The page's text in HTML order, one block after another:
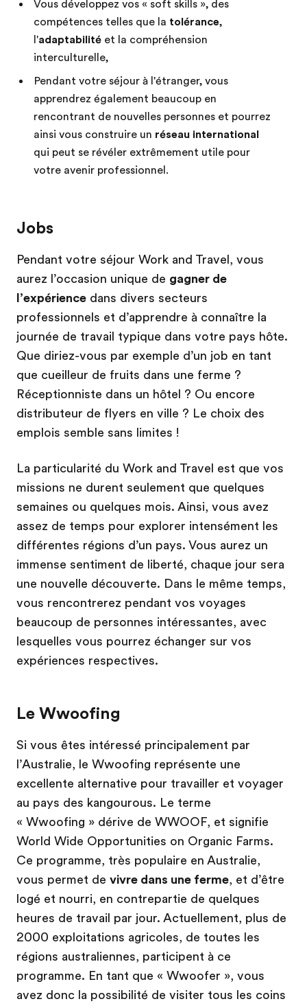
Vous développez vos « soft skills », des
compétences telles que la tolérance,
l'adaptabilité et la compréhension
interculturelle,
Pendant votre séjour à l'étranger, vous
apprendrez également beaucoup en
rencontrant de nouvelles personnes et pourrez
ainsi vous construire un réseau international
qui peut se révéler extrêmement utile pour
votre avenir professionnel.
Jobs
Pendant votre séjour Work and Travel, vous
aurez l’occasion unique de gagner de
l’expérience dans divers secteurs
professionnels et d’apprendre à connaître la
journée de travail typique dans votre pays hôte.
Que diriez-vous par exemple d’un job en tant
que cueilleur de fruits dans une ferme ?
Réceptionniste dans un hôtel ? Ou encore
distributeur de flyers en ville ? Le choix des
emplois semble sans limites !
La particularité du Work and Travel est que vos
missions ne durent seulement que quelques
semaines ou quelques mois. Ainsi, vous avez
assez de temps pour explorer intensément les
différentes régions d’un pays. Vous aurez un
immense sentiment de liberté, chaque jour sera
une nouvelle découverte. Dans le même temps,
vous rencontrerez pendant vos voyages
beaucoup de personnes intéressantes, avec
lesquelles vous pourrez échanger sur vos
expériences respectives.
Le Wwoofing
Si vous êtes intéressé principalement par
l’Australie, le Wwoofing représente une
excellente alternative pour travailler et voyager
au pays des kangourous. Le terme
« Wwoofing » dérive de WWOOF, et signifie
World Wide Opportunities on Organic Farms.
Ce programme, très populaire en Australie,
vous permet de vivre dans une ferme, et d’être
logé et nourri, en contrepartie de quelques
heures de travail par jour. Actuellement, plus de
2000 exploitations agricoles, de toutes les
régions australiennes, participent à ce
programme. En tant que « Wwoofer », vous
avez donc la possibilité de visiter tous les coins